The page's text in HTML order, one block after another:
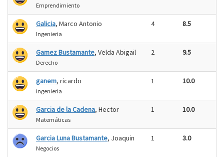
Emprendimiento
Galicia, Marco Antonio
Ingenieria
4 8.5
Gamez Bustamante, Velda Abigail
Derecho
2 9.5
ganem, ricardo
ingenieria
1 10.0
Garcia de la Cadena, Hector
Matemáticas
1 10.0
Garcia Luna Bustamante, Joaquin
Negocios
1 3.0